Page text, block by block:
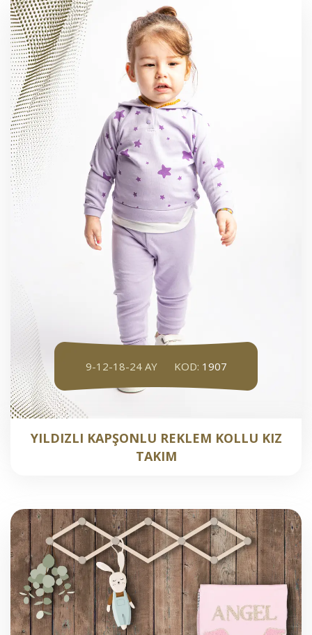
9-12-18-24 AY KOD: 1907
YILDIZLI KAPŞONLU REKLEM KOLLU KIZ
TAKIM